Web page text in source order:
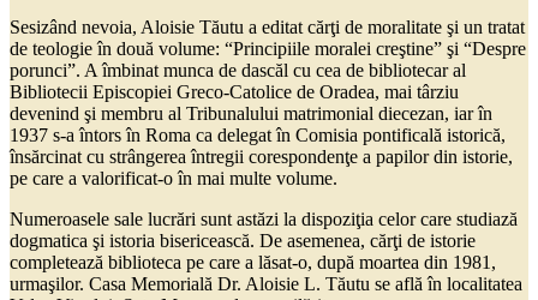
Sesizând nevoia, Aloisie Tăutu a editat cărţi de moralitate şi un tratat
de teologie în două volume: “Principiile moralei creştine” şi “Despre
porunci”. A îmbinat munca de dascăl cu cea de bibliotecar al
Bibliotecii Episcopiei Greco-Catolice de Oradea, mai târziu
devenind şi membru al Tribunalului matrimonial diecezan, iar în
1937 s-a întors în Roma ca delegat în Comisia pontificală istorică,
însărcinat cu strângerea întregii corespondenţe a papilor din istorie,
pe care a valorificat-o în mai multe volume.
Numeroasele sale lucrări sunt astăzi la dispoziţia celor care studiază
dogmatica şi istoria bisericească. De asemenea, cărţi de istorie
completează biblioteca pe care a lăsat-o, după moartea din 1981,
urmaşilor. Casa Memorială Dr. Aloisie L. Tăutu se află în localitatea